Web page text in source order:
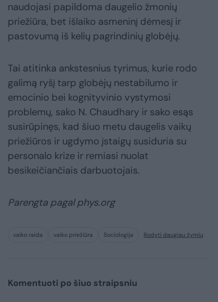
naudojasi papildoma daugelio žmonių
priežiūra, bet išlaiko asmeninį dėmesį ir
pastovumą iš kelių pagrindinių globėjų.
Tai atitinka ankstesnius tyrimus, kurie rodo
galimą ryšį tarp globėjų nestabilumo ir
emocinio bei kognityvinio vystymosi
problemų, sako N. Chaudhary ir sako esąs
susirūpinęs, kad šiuo metu daugelis vaikų
priežiūros ir ugdymo įstaigų susiduria su
personalo krize ir remiasi nuolat
besikeičiančiais darbuotojais.
Parengta pagal phys.org
vaiko raida vaiko priežiūra Sociologija Rodyti daugiau žymių
Komentuoti po šiuo straipsniu